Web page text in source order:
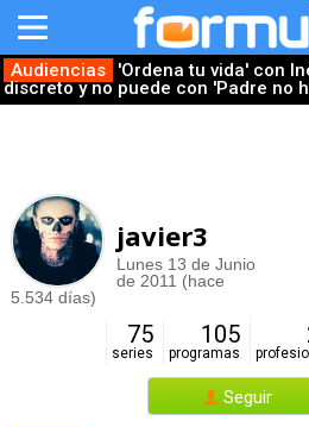
Audiencias
'Ordena tu vida' con
discreto y no puede con 'Padre no
javier3
Lunes 13 de Junio
de 2011 (hace
5.534 días)
75
series
105
programas
Seguir